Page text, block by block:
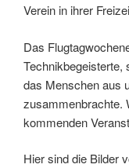
Verein in ihrer
Das
Technikbegeisterte,
das Menschen aus
zusammenbrachte.
kommenden
Hier sind die Bilder